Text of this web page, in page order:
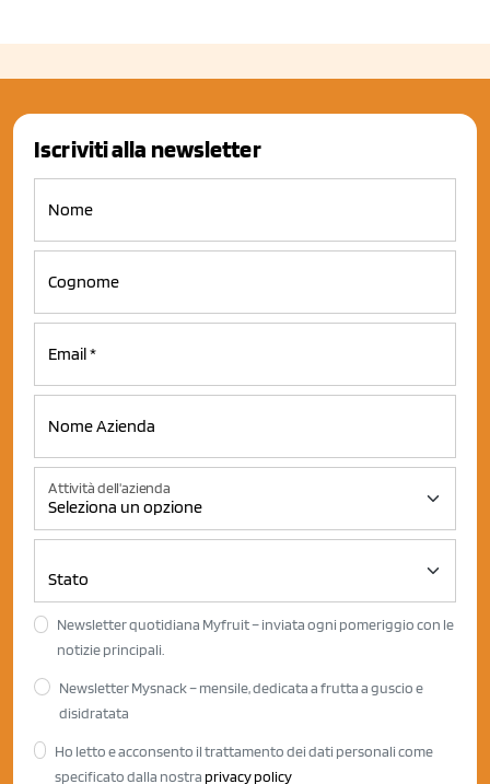
Iscriviti alla newsletter
Attività dell'azienda
Newsletter quotidiana Myfruit – inviata ogni pomeriggio con le
notizie principali.
Newsletter Mysnack – mensile, dedicata a frutta a guscio e
disidratata
Ho letto e acconsento il trattamento dei dati personali come
specificato dalla nostra privacy policy